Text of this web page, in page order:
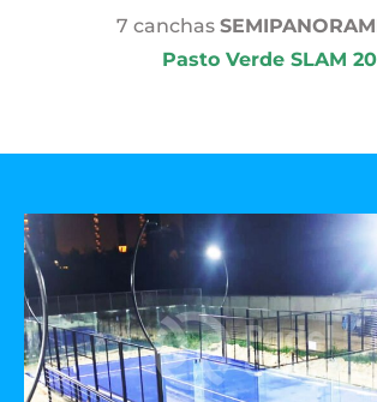
7 canchas
Pasto Verde SLAM 20